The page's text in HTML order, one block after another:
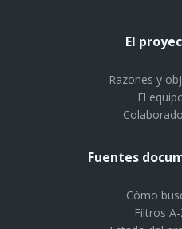
El
Razones y
El
Fuentes
Cómo
Filtros